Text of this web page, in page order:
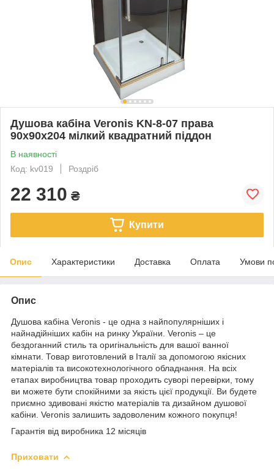
Душова кабіна Veronis KN-8-07 права
90х90х204 мілкий квадратний піддон
В наявності
Код: kv019
Роздріб
22 310 ₴
Купити
Опис Характеристики Доставка Оплата Умови
Опис
Душова кабіна Veronis - це одна з найпопулярніших і
найнадійніших кабін на ринку України. Veronis – це
бездоганний стиль та оригінальність для вашої ванної
кімнати. Товар виготовлений в Італії за допомогою якісних
матеріалів та високотехнологічного обладнання. На всіх
етапах виробництва товар проходить суворі перевірки, тому
ви можете бути спокійними за якість цієї продукції. Ви будете
приємно здивовані якістю матеріалів та дизайном душової
кабіни. Veronis залишить задоволеним кожного покупця!
Гарантія від виробника 12 місяців
Приховати